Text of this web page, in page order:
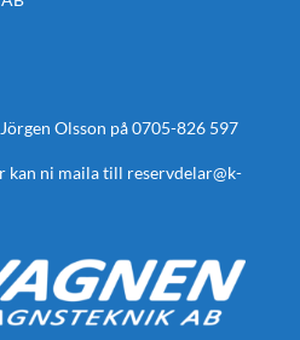
Olsson på0705-826 597
kan ni maila till reservdelar@k-